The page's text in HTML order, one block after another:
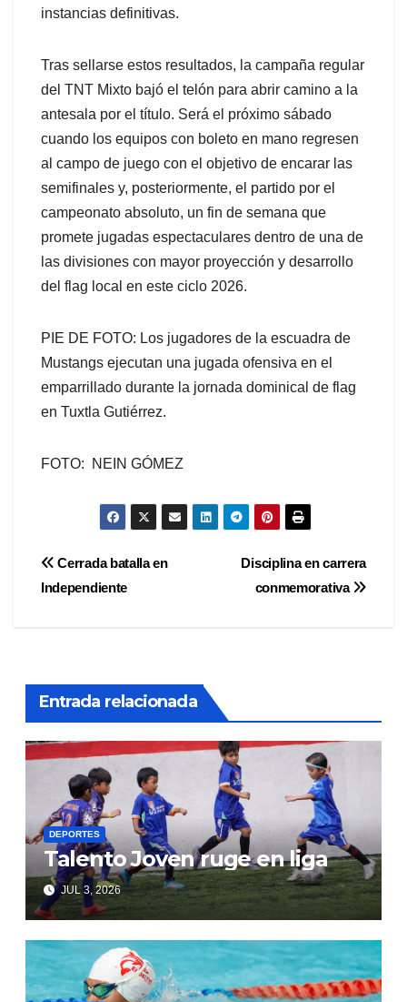
instancias definitivas.
Tras sellarse estos resultados, la campaña regular
del TNT Mixto bajó el telón para abrir camino a la
antesala por el título. Será el próximo sábado
cuando los equipos con boleto en mano regresen
al campo de juego con el objetivo de encarar las
semifinales y, posteriormente, el partido por el
campeonato absoluto, un fin de semana que
promete jugadas espectaculares dentro de una de
las divisiones con mayor proyección y desarrollo
del flag local en este ciclo 2026.
PIE DE FOTO: Los jugadores de la escuadra de
Mustangs ejecutan una jugada ofensiva en el
emparrillado durante la jornada dominical de flag
en Tuxtla Gutiérrez.
FOTO: NEIN GÓMEZ
Navegación
de
Disciplina en carrera
conmemorativa
Cerrada batalla en
Independiente
Entrada relacionada
DEPORTES
Talento Joven ruge en liga
JUL 3, 2026